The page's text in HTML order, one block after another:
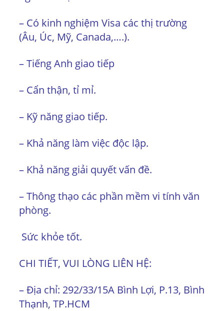
– Có kinh nghiệm Visa các thị trường
(Âu, Úc, Mỹ, Canada,….).
– Tiếng Anh giao tiếp
– Cẩn thận, tỉ mỉ.
– Kỹ năng giao tiếp.
– Khả năng làm việc độc lập.
– Khả năng giải quyết vấn đề.
– Thông thạo các phần mềm vi tính văn
phòng.
Sức khỏe tốt.
CHI TIẾT, VUI LÒNG LIÊN HỆ:
– Địa chỉ: 292/33/15A Bình Lợi, P.13, Bình
Thạnh, TP.HCM